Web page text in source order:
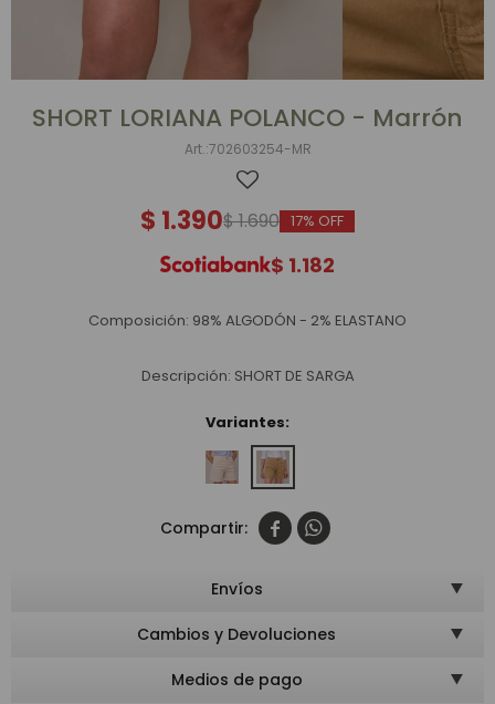
SHORT LORIANA POLANCO - Marrón
702603254-MR
$ 1.390$1.690 17
$ 1.182
Composición: 98% ALGODÓN - 2% ELASTANO
Descripción: SHORT DE SARGA
Variantes:
 
Envíos
Cambios y Devoluciones
Medios de pago